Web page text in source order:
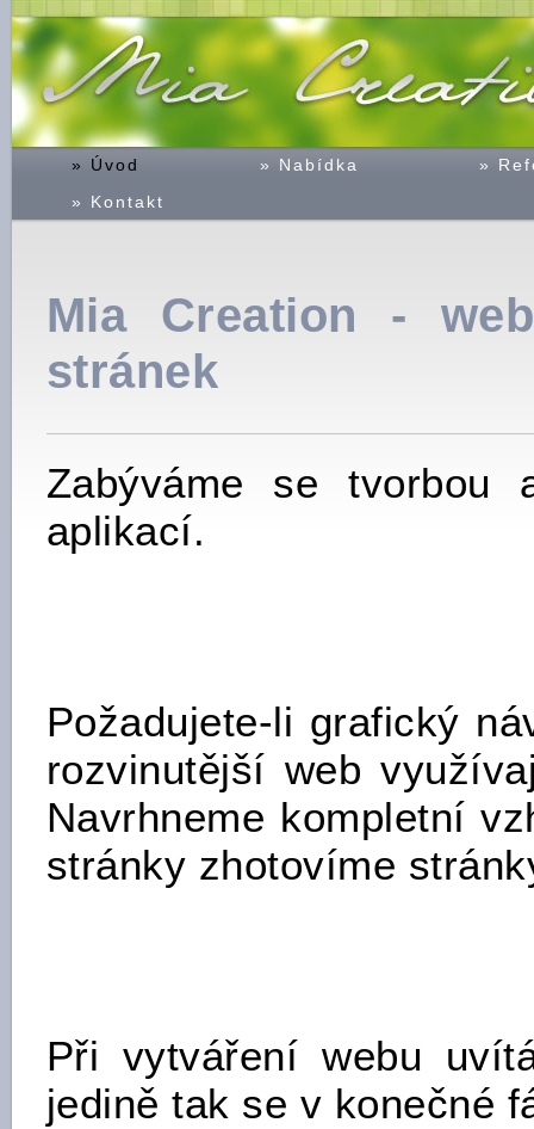
» Úvod » Nabídka
»
» Kontakt
Mia Creation -
stránek
Zabýváme se tvorbou
aplikací.
Požadujete-li grafický
rozvinutější web
Navrhneme kompletní
stránky zhotovíme
Při vytváření webu
jedině tak se v konečné